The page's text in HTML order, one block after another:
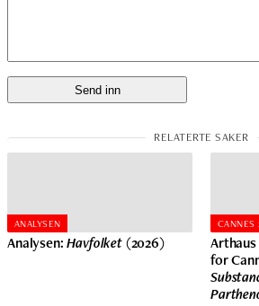
ANALYSEN
Analysen: Havfolket(2026)
CANNES
for